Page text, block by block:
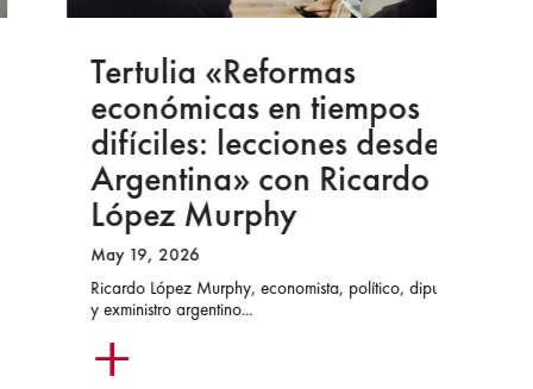
Tertulia «Reformas
económicas en tiempos
difíciles: lecciones desde
Argentina» con Ricardo
López Murphy
May 19, 2026
Ricardo López Murphy, economista, político, diputado
y exministro argentino...